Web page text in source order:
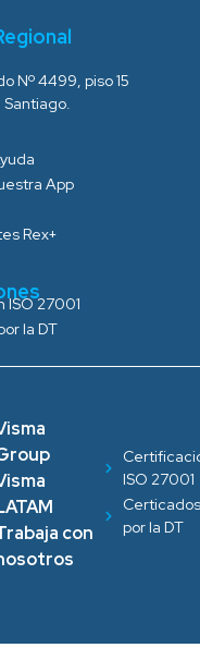
Nº 4499, piso 15
Santiago.
App
Rex+
ISO 27001
la DT
con
ISO 27001
Certicados
por la DT